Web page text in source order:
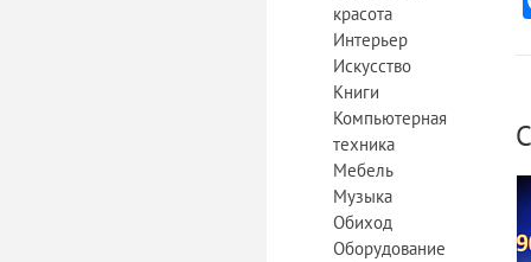
красота
Интерьер
Искусство
Книги
Компьютерная
техника
Мебель
Музыка
Обиход
Оборудование